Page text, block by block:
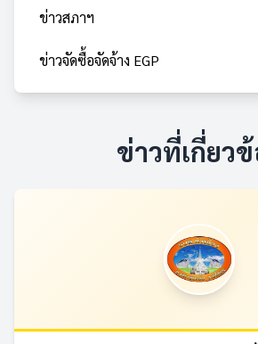
ข่าวสภาฯ
ข่าวจัดซื้อจัดจ้าง EGP
ข่าวที่เกี่ยว